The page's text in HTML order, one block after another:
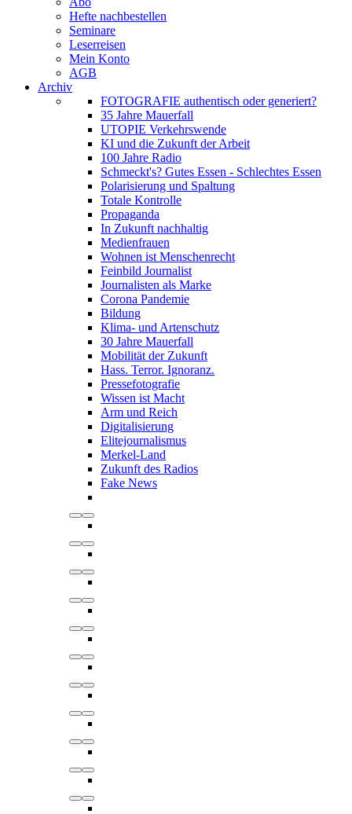
Hefte nachbestellen
Seminare
Leserreisen
Mein Konto
AGB
Archiv
FOTOGRAFIE authentisch oder generiert?
35 Jahre Mauerfall
UTOPIE Verkehrswende
KI und die Zukunft der Arbeit
100 Jahre Radio
Schmeckt's? Gutes Essen - Schlechtes Essen
Polarisierung und Spaltung
Totale Kontrolle
Propaganda
In Zukunft nachhaltig
Medienfrauen
Wohnen ist Menschenrecht
Feinbild Journalist
Journalisten als Marke
Corona Pandemie
Bildung
Klima- und Artenschutz
30 Jahre Mauerfall
Mobilität der Zukunft
Hass. Terror. Ignoranz.
Pressefotografie
Wissen ist Macht
Arm und Reich
Digitalisierung
Elitejournalismus
Merkel-Land
Zukunft des Radios
Fake News